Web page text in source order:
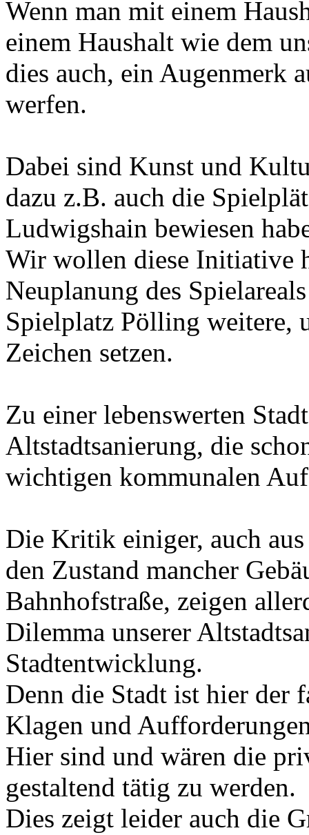
Wenn man mit einem
einem Haushalt wie dem
dies auch, ein Augenmerk
werfen.
Dabei sind Kunst und
dazu z.B. auch die
Ludwigshain bewiesen
Wir wollen diese Initiative
Neuplanung des
Spielplatz Pölling weitere,
Zeichen setzen.
Zu einer lebenswerten
Altstadtsanierung, die
wichtigen kommunalen
Die Kritik einiger, auch
den Zustand mancher
Bahnhofstraße, zeigen
Dilemma unserer
Stadtentwicklung.
Denn die Stadt ist hier der
Klagen und
Hier sind und wären die
gestaltend tätig zu werden.
Dies zeigt leider auch die